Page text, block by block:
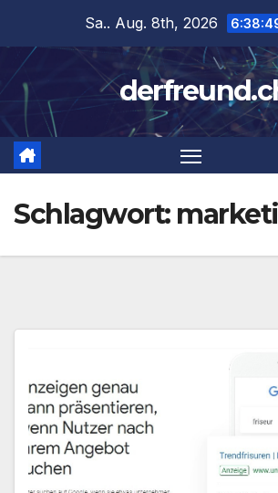
springen
Sa.. Aug. 8th, 2026
Schlagwort: